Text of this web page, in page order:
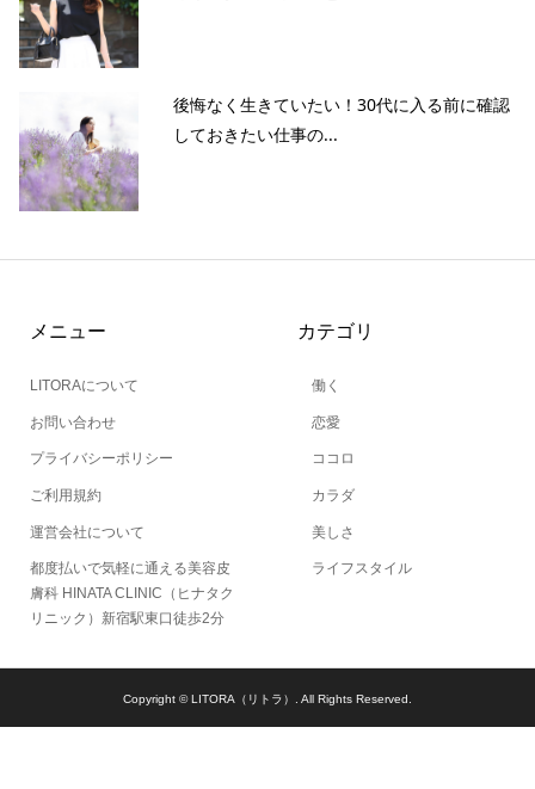
後悔なく生きていたい！30代に入る前に確認
しておきたい仕事の...
メニュー
LITORAについて
お問い合わせ
プライバシーポリシー
ご利用規約
運営会社について
都度払いで気軽に通える美容皮
膚科 HINATA CLINIC（ヒナタク
リニック）新宿駅東口徒歩2分
カテゴリ
働く
恋愛
ココロ
カラダ
美しさ
ライフスタイル
Copyright ©LITORA（リトラ）. All Rights Reserved.